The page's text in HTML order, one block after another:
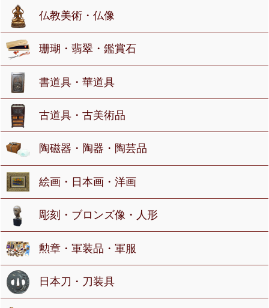
仏教美術・仏像
珊瑚・翡翠・鑑賞石
書道具・華道具
古道具・古美術品
陶磁器・陶器・陶芸品
絵画・日本画・洋画
彫刻・ブロンズ像・人形
勲章・軍装品・軍服
日本刀・刀装具